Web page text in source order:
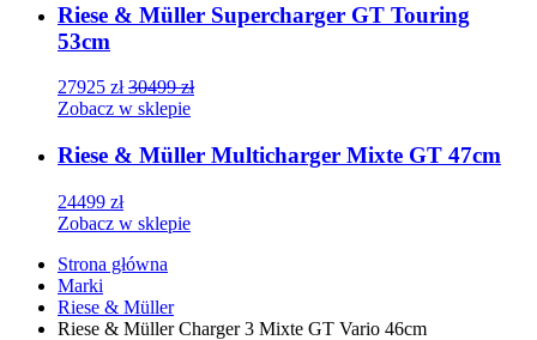
Riese & Müller Supercharger GT Touring
53cm
27925 zł 30499zł
Zobacz w sklepie
Riese & Müller Multicharger Mixte GT 47cm
24499 zł
Zobacz w sklepie
Strona główna
Marki
Riese & Müller
Riese & Müller Charger 3 Mixte GT Vario 46cm